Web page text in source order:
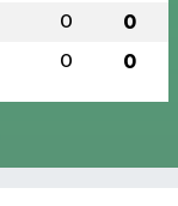
0 0
0 0